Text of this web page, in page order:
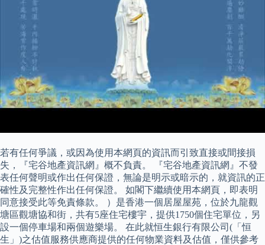
若有任何爭議，或因為使用本網頁的資訊而引致直接或間接損
失，『宅谷地產資訊網』概不負責。 『宅谷地產資訊網』不發
表任何聲明或作出任何保證，無論是明示或暗示的，就資訊的正
確性及完整性作出任何保證。 如閣下繼續使用本網頁，即表明
同意接受此等免責條款。 ）是香港一個居屋屋苑，位於九龍觀
塘區觀塘協和街，共有5座住宅樓宇，提供1750個住宅單位，另
設一個停車場和兩個遊樂場。 在此就恒生銀行有限公司(「恒
生」)之估值服務供應商提供的任何物業資料及估值，僅供參考